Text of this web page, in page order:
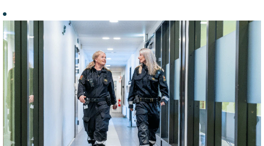
nord til sør. På
båt, langs veien
og til fots. Vi
sikrer at kritiske,
og mindre
kritiske,
produkter
kommer inn til